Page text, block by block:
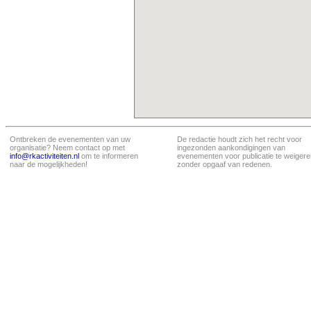
Ontbreken de evenementen van uw
organisatie? Neem contact op met
info@rkactiviteiten.nl om te informeren
naar de mogelijkheden!
De redactie houdt zich het recht voor
ingezonden aankondigingen van
evenementen voor publicatie te
zonder opgaaf van redenen.